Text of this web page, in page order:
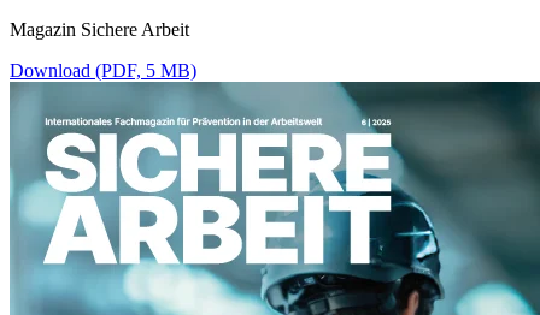
Magazin Sichere Arbeit
Download (PDF, 5 MB)